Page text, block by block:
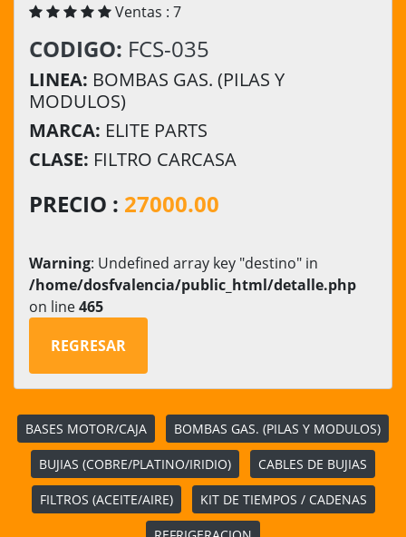
Ventas : 7
CODIGO: FCS-035
LINEA: BOMBAS GAS. (PILAS Y
MODULOS)
MARCA: ELITE PARTS
CLASE: FILTRO CARCASA
PRECIO : 27000.00
Warning: Undefined array key "destino" in
/home/dosfvalencia/public_html/detalle.php
on line465
REGRESAR
BASES MOTOR/CAJA BOMBAS GAS. (PILAS Y MODULOS)
BUJIAS (COBRE/PLATINO/IRIDIO) CABLES DE BUJIAS
FILTROS (ACEITE/AIRE) KIT DE TIEMPOS / CADENAS